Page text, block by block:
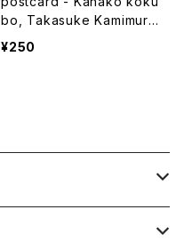
bo, Takasuke Kamimur
a, Ryousuke Makino, Yu
¥250